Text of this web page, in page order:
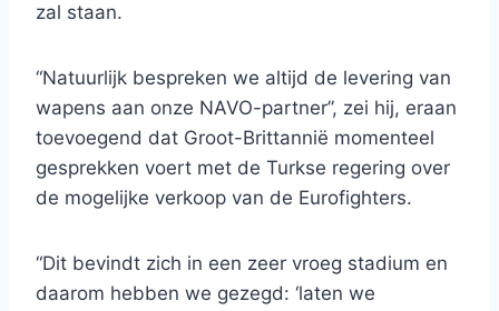
zal staan.
“Natuurlijk bespreken we altijd de levering van
wapens aan onze NAVO-partner”, zei hij, eraan
toevoegend dat Groot-Brittannië momenteel
gesprekken voert met de Turkse regering over
de mogelijke verkoop van de Eurofighters.
“Dit bevindt zich in een zeer vroeg stadium en
daarom hebben we gezegd: ‘laten we